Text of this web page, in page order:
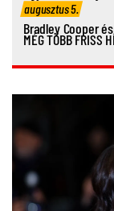
augusztus 5.
Bradley Cooper
MÉG TÖBB FRISS